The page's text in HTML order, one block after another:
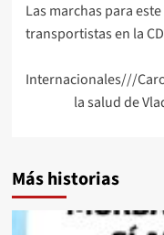
navigation
Las marchas para
transportistas en la
Internacionales///
la salud de
Más historias